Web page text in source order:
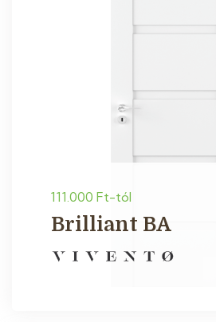
111.000 Ft-tól
Brilliant BA